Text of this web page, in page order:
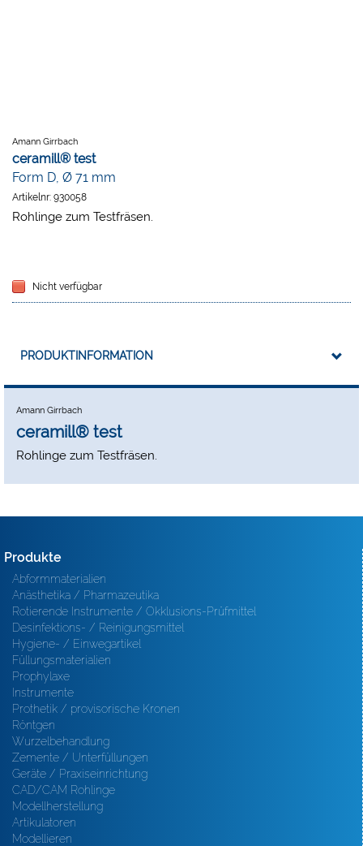
Amann Girrbach
ceramill® test
Form D, Ø 71 mm
Artikelnr: 930058
Rohlinge zum Testfräsen.
Nicht verfügbar
PRODUKTINFORMATION
Amann Girrbach
ceramill® test
Rohlinge zum Testfräsen.
Produkte
Abformmaterialien
Anästhetika / Pharmazeutika
Rotierende Instrumente / Okklusions-Prüfmittel
Desinfektions- / Reinigungsmittel
Hygiene- / Einwegartikel
Füllungsmaterialien
Prophylaxe
Instrumente
Prothetik / provisorische Kronen
Röntgen
Wurzelbehandlung
Zemente / Unterfüllungen
Geräte / Praxiseinrichtung
CAD/CAM Rohlinge
Modellherstellung
Artikulatoren
Modellieren